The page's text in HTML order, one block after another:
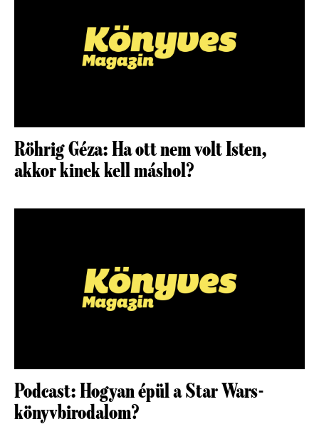
Röhrig Géza: Ha ott nem volt Isten,
akkor kinek kell máshol?
Podcast: Hogyan épül a Star Wars-
könyvbirodalom?